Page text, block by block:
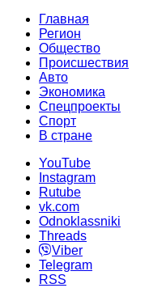
Главная
Регион
Общество
Происшествия
Авто
Экономика
Спецпроекты
Cпорт
В стране
YouTube
Instagram
Rutube
vk.com
Odnoklassniki
Threads
Viber
Telegram
RSS